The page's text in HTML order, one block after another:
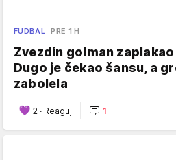
FUDBAL PRE 1 H
Zvezdin golman
Dugo je čekao šansu, a
zabolela
2 · Reaguj 1